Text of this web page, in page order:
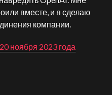
вместе, и я сделаю
компании.
20 ноября 2023 года